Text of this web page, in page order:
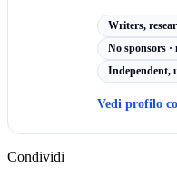
Writers,
No sponsors
Independent,
Vedi profilo
Condividi